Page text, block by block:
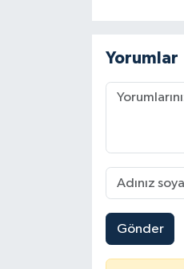
Yorumlar
Gönder
Kırklareli Müftülüğü
Kırşehir Müftülüğü
Kocaeli Müftülüğü